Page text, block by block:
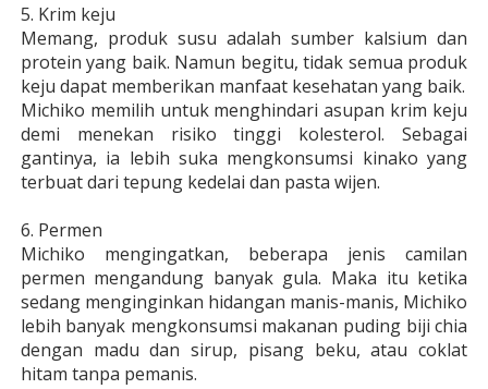
5. Krim keju
Memang, produk susu adalah sumber kalsium dan
protein yang baik. Namun begitu, tidak semua produk
keju dapat memberikan manfaat kesehatan yang baik.
Michiko memilih untuk menghindari asupan krim keju
demi menekan risiko tinggi kolesterol. Sebagai
gantinya, ia lebih suka mengkonsumsi kinako yang
terbuat dari tepung kedelai dan pasta wijen.
6. Permen
Michiko mengingatkan, beberapa jenis camilan
permen mengandung banyak gula. Maka itu ketika
sedang menginginkan hidangan manis-manis, Michiko
lebih banyak mengkonsumsi makanan puding biji chia
dengan madu dan sirup, pisang beku, atau coklat
hitam tanpa pemanis.